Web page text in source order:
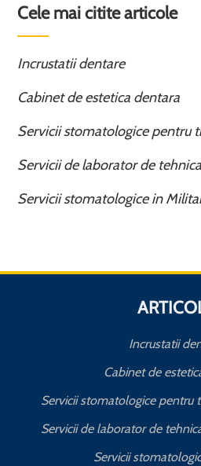
Cele mai citite articole
Incrustatii dentare
Cabinet de estetica dentara
Servicii stomatologice pentru
Servicii de laborator de
Servicii stomatologice in
Incrustatii
Cabinet de
Servicii stomatologice pentru
Servicii de laborator de
Servicii